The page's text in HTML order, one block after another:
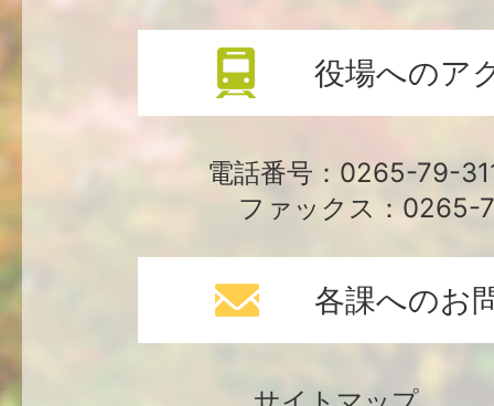
役場へのア
電話番号：0265-79-
ファックス：0265-
各課へのお